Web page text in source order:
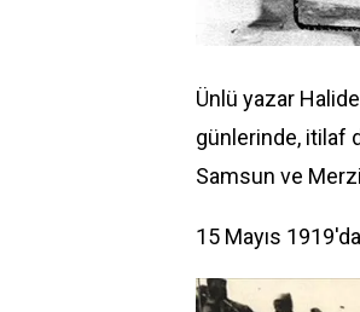
Ünlü yazar Halide
günlerinde, itilaf
Samsun ve
15 Mayıs